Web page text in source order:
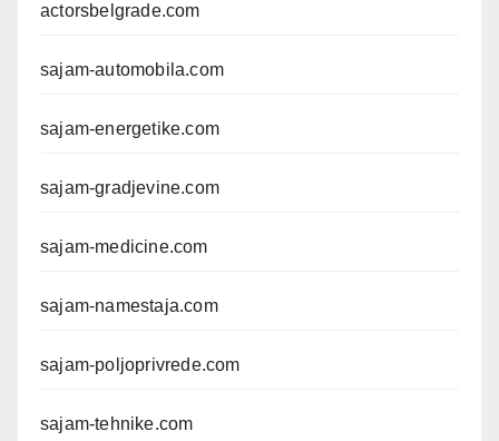
actorsbelgrade.com
sajam-automobila.com
sajam-energetike.com
sajam-gradjevine.com
sajam-medicine.com
sajam-namestaja.com
sajam-poljoprivrede.com
sajam-tehnike.com